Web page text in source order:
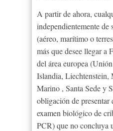
A partir de ahora,
independientemente de
(aéreo, marítimo o
más que desee llegar a
del área europea
Islandia, Liechtenstein,
Marino , Santa Sede y
obligación de presentar
examen biológico de
PCR) que no concluya